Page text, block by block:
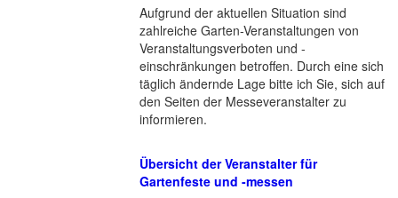
Aufgrund der aktuellen Situation sind
zahlreiche Garten-Veranstaltungen von
Veranstaltungsverboten und -
einschränkungen betroffen. Durch eine sich
täglich ändernde Lage bitte ich Sie, sich auf
den Seiten der Messeveranstalter zu
informieren.
Übersicht der Veranstalter für
Gartenfeste und -messen